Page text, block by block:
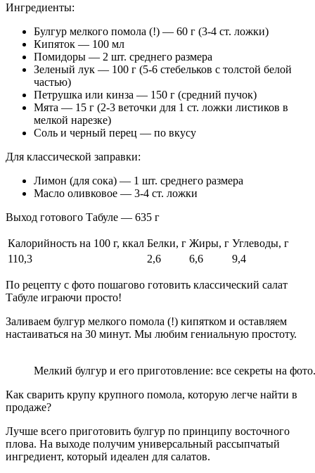
Ингредиенты:
Булгур мелкого помола (!) — 60 г (3-4 ст. ложки)
Кипяток — 100 мл
Помидоры — 2 шт. среднего размера
Зеленый лук — 100 г (5-6 стебельков с толстой белой
частью)
Петрушка или кинза — 150 г (средний пучок)
Мята — 15 г (2-3 веточки для 1 ст. ложки листиков в
мелкой нарезке)
Соль и черный перец — по вкусу
Для классической заправки:
Лимон (для сока) — 1 шт. среднего размера
Масло оливковое — 3-4 ст. ложки
Выход готового Табуле — 635 г
Калорийность на 100 г, ккал Белки, г Жиры, г Углеводы, г
110,3
2,6 6,6 9,4
По рецепту с фото пошагово готовить классический салат
Табуле играючи просто!
Заливаем булгур мелкого помола (!) кипятком и оставляем
настаиваться на 30 минут. Мы любим гениальную простоту.
Мелкий булгур и его приготовление: все секреты на фото.
Как сварить крупу крупного помола, которую легче найти в
продаже?
Лучше всего приготовить булгур по принципу восточного
плова. На выходе получим универсальный рассыпчатый
ингредиент, который идеален для салатов.